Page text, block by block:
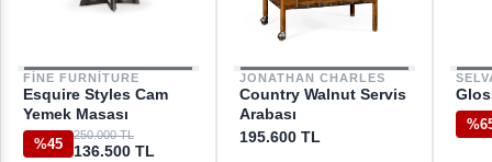
FINE FURNITURE
Esquire Styles Cam
Yemek Masası
%45
250.000 TL
136.500 TL
JONATHAN CHARLES
Country Walnut Servis
Arabası
195.600 TL